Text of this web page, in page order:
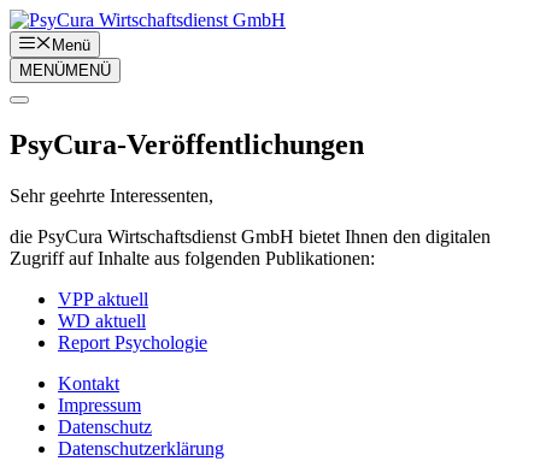
Zum
Inhalt
springen
Menü
MENÜMENÜ
PsyCura-Veröffentlichungen
Sehr geehrte Interessenten,
die PsyCura Wirtschaftsdienst GmbH bietet Ihnen den digitalen
Zugriff auf Inhalte aus folgenden Publikationen:
VPP aktuell
WD aktuell
Report Psychologie
Kontakt
Impressum
Datenschutz
Datenschutzerklärung